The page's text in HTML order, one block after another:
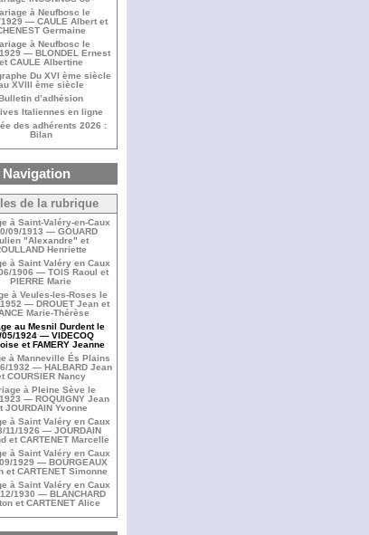
à Neufbosc le
— CAULE Albert et
Germaine
à Neufbosc le
— BLONDEL Ernest
CAULE Albertine
Du XVI ème siècle
XVIII ème siècle
d’adhésion
Italiennes en ligne
des adhérents 2026 :
Bilan
Navigation
de la rubrique
à Saint-Valéry-en-Caux
09/1913 — GOUARD
"Alexandre" et
Henriette
à Saint Valéry en Caux
1906 — TOIS Raoul et
PIERRE Marie
à Veules-les-Roses le
— DROUET Jean et
Marie-Thérèse
au Mesnil Durdent le
05/1924 — VIDECOQ
et FAMERY Jeanne
à Manneville És Plains
1932 — HALBARD Jean
COURSIER Nancy
à Pleine Sève le
— ROQUIGNY Jean
JOURDAIN Yvonne
à Saint Valéry en Caux
11/1926 — JOURDAIN
et CARTENET Marcelle
à Saint Valéry en Caux
1929 — BOURGEAUX
et CARTENET Simonne
à Saint Valéry en Caux
1930 — BLANCHARD
et CARTENET Alice